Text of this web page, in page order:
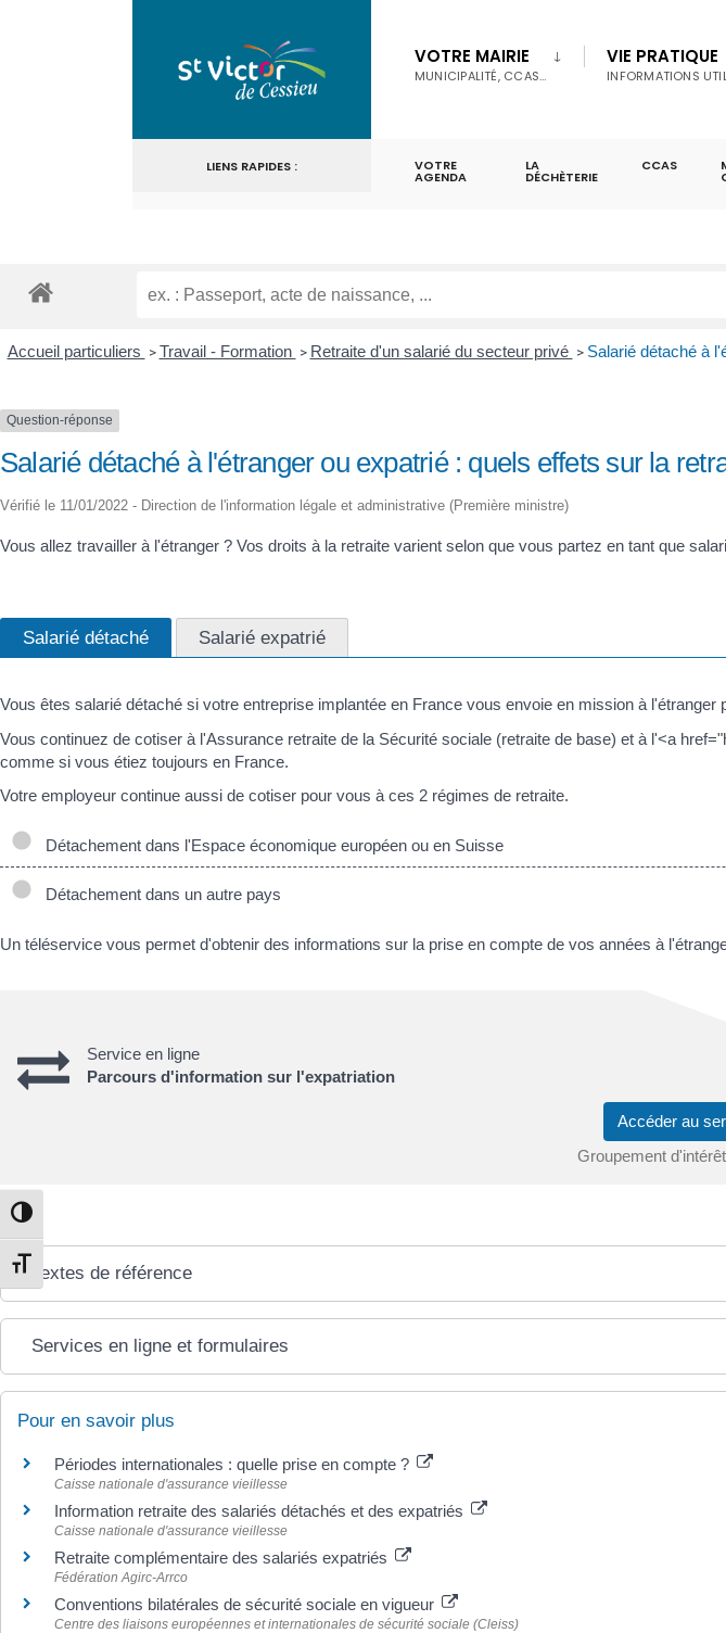
Passer en contraste élevé
Changer la taille de la police
content
VOTRE MAIRIE
MUNICIPALITÉ, CCAS…
VIE PRATIQUE
INFORMATIONS
LIENS RAPIDES : VOTRE
AGENDA
LA
DÉCHÈTERIE
CCAS
Accueil particuliers > Travail - Formation > Retraite d'un salarié du secteur privé > Salarié détaché à
Question-réponse
Salarié détaché à l'étranger ou expatrié : quels effets sur la
Vérifié le 11/01/2022 - Direction de l'information légale et administrative (Première ministre)
Vous allez travailler à l'étranger ? Vos droits à la retraite varient selon que vous partez en tant que
Salarié détaché Salarié expatrié
Vous êtes salarié détaché si votre entreprise implantée en France vous envoie en mission à
Vous continuez de cotiser à l'Assurance retraite de la Sécurité sociale (retraite de base) et à l'<a
comme si vous étiez toujours en France.
Votre employeur continue aussi de cotiser pour vous à ces 2 régimes de retraite.
Détachement dans l'Espace économique européen ou en Suisse
Détachement dans un autre pays
Un téléservice vous permet d'obtenir des informations sur la prise en compte de vos années à
Service en ligne
Parcours d'information sur l'expatriation
Accéder au
Groupement
Textes de référence
Services en ligne et formulaires
Pour en savoir plus
Périodes internationales : quelle prise en compte ?
Caisse nationale d'assurance vieillesse
Information retraite des salariés détachés et des expatriés
Caisse nationale d'assurance vieillesse
Retraite complémentaire des salariés expatriés
Fédération Agirc-Arrco
Conventions bilatérales de sécurité sociale en vigueur
Centre des liaisons européennes et internationales de sécurité sociale (Cleiss)